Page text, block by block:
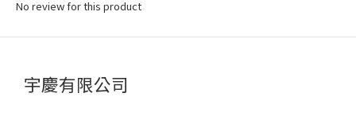
No review for this product
宇慶有限公司